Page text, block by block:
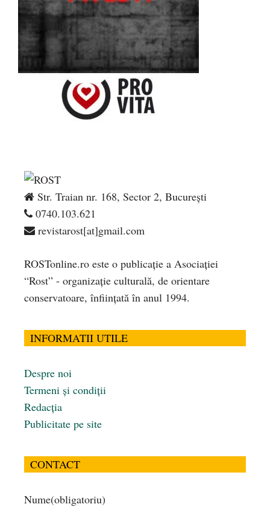
Str. Traian nr. 168, Sector 2, București
0740.103.621
revistarost[at]gmail.com
ROSTonline.ro este o publicaţie a Asociaţiei
“Rost” - organizaţie culturală, de orientare
conservatoare, înfiinţată în anul 1994.
INFORMATII UTILE
Despre noi
Termeni și condiții
Redacția
Publicitate pe site
CONTACT
Nume(obligatoriu)